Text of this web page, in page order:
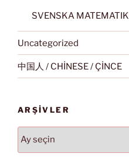
SVENSKA MATEMATIK
Uncategorized
中国人 / CHİNESE / ÇİNCE
ARŞIVLER
Arşivler